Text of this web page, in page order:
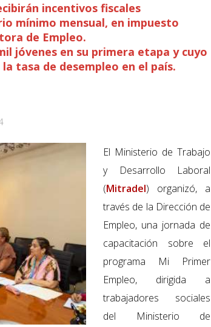
incentivos fiscales
mínimo mensual, en impuesto
de Empleo.
jóvenes en su primera etapa y cuyo
tasa de desempleo en el país.
El Ministerio de Trabajo
y Desarrollo Laboral
(Mitradel) organizó, a
través de la Dirección de
Empleo, una jornada de
capacitación sobre el
programa Mi Primer
Empleo, dirigida a
trabajadores sociales
del Ministerio de